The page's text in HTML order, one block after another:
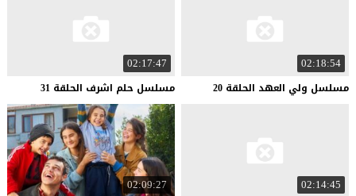
02:18:54
مسلسل ولي العهد الحلقة 20
02:17:47
مسلسل حلم اشرف الحلقة 31
02:14:45
02:09:27